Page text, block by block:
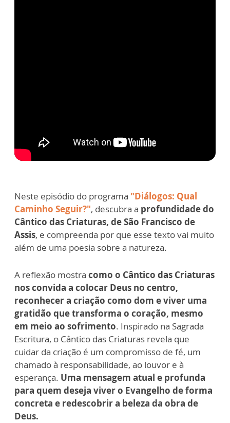
Neste episódio do programa "Diálogos: Qual
Caminho Seguir?", descubra a profundidade do
Cântico das Criaturas, de São Francisco de
Assis, e compreenda por que esse texto vai muito
além de uma poesia sobre a natureza.
A reflexão mostra como o Cântico das Criaturas
nos convida a colocar Deus no centro,
reconhecer a criação como dom e viver uma
gratidão que transforma o coração, mesmo
em meio ao sofrimento. Inspirado na Sagrada
Escritura, o Cântico das Criaturas revela que
cuidar da criação é um compromisso de fé, um
chamado à responsabilidade, ao louvor e à
esperança. Uma mensagem atual e profunda
para quem deseja viver o Evangelho de forma
concreta e redescobrir a beleza da obra de
Deus.